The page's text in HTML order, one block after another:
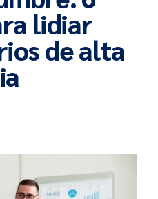
lidiar
de alta